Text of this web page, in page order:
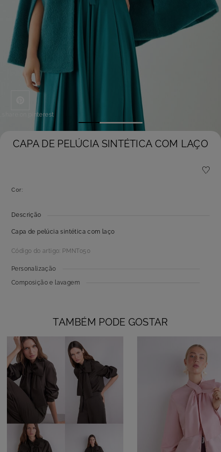
CAPA DE PELÚCIA SINTÉTICA COM LAÇO
Cor:
Descrição
Capa de pelúcia sintética com laço
Código do artigo: PMNT050
Personalização
Composição e lavagem
TAMBÉM PODE GOSTAR